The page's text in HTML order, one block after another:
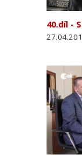
40.díl -